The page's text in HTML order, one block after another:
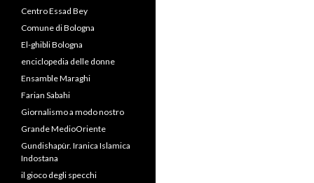
Centro Essad Bey
Comune di Bologna
El-ghibli Bologna
enciclopedia delle donne
Ensamble Maraghi
Farian Sabahi
Giornalismo a modo nostro
Grande MedioOriente
Gundishapùr. Iranica Islamica
Indostana
il gioco degli specchi